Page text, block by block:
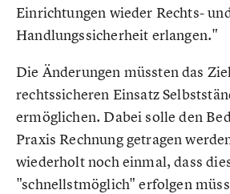
Einrichtungen wieder Rechts-
Handlungssicherheit erlangen."
Die Änderungen müssten das
rechtssicheren Einsatz
ermöglichen. Dabei solle den
Praxis Rechnung getragen
wiederholt noch einmal, dass
"schnellstmöglich" erfolgen